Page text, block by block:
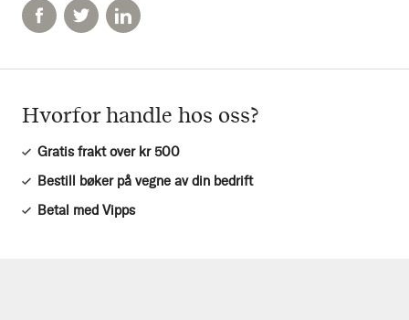
Hvorfor handle hos oss?
Gratis frakt over kr 500
Bestill bøker på vegne av din bedrift
Betal med Vipps